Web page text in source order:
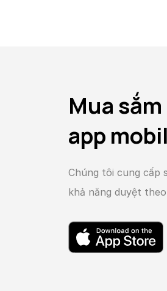
Mua
app
Chúng tôi cung cấp
khả năng duyệt